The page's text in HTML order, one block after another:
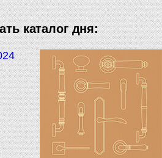
каталог дня: